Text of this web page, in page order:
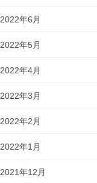
2022年6月
2022年5月
2022年4月
2022年3月
2022年2月
2022年1月
2021年12月